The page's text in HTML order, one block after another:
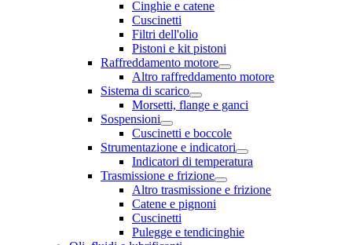
Cinghie e catene
Cuscinetti
Filtri dell'olio
Pistoni e kit pistoni
Raffreddamento motore
Altro raffreddamento motore
Sistema di scarico
Morsetti, flange e ganci
Sospensioni
Cuscinetti e boccole
Strumentazione e indicatori
Indicatori di temperatura
Trasmissione e frizione
Altro trasmissione e frizione
Catene e pignoni
Cuscinetti
Pulegge e tendicinghie